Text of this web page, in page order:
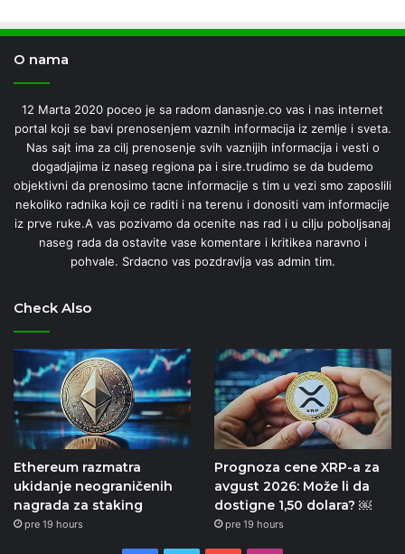
O nama
12 Marta 2020 poceo je sa radom danasnje.co vas i nas internet
portal koji se bavi prenosenjem vaznih informacija iz zemlje i sveta.
Nas sajt ima za cilj prenosenje svih vaznijih informacija i vesti o
dogadjajima iz naseg regiona pa i sire.trudimo se da budemo
objektivni da prenosimo tacne informacije s tim u vezi smo zaposlili
nekoliko radnika koji ce raditi i na terenu i donositi vam informacije
iz prve ruke.A vas pozivamo da ocenite nas rad i u cilju poboljsanaj
naseg rada da ostavite vase komentare i kritikea naravno i
pohvale. Srdacno vas pozdravlja vas admin tim.
Check Also
Ethereum razmatra
ukidanje neograničenih
nagrada za staking
pre 19 hours
Prognoza cene XRP-a za
avgust 2026: Može li da
dostigne 1,50 dolara? ￼
pre 19 hours